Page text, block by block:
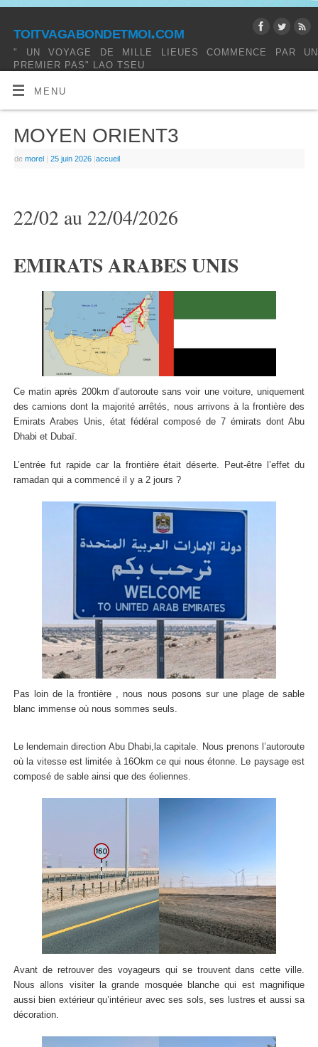
toitvagabondetmoi.com
" UN VOYAGE DE MILLE LIEUES COMMENCE PAR UN
PREMIER PAS" LAO TSEU
MENU
MOYEN ORIENT3
de morel | 25 juin 2026 |accueil
22/02 au 22/04/2026
EMIRATS ARABES UNIS
Ce matin après 200km d’autoroute sans voir une voiture, uniquement
des camions dont la majorité arrêtés, nous arrivons à la frontière des
Emirats Arabes Unis, état fédéral composé de 7 émirats dont Abu
Dhabi et Dubaï.
L’entrée fut rapide car la frontière était déserte. Peut-être l’effet du
ramadan qui a commencé il y a 2 jours ?
Pas loin de la frontière , nous nous posons sur une plage de sable
blanc immense où nous sommes seuls.
Le lendemain direction Abu Dhabi,la capitale. Nous prenons l’autoroute
où la vitesse est limitée à 16Okm ce qui nous étonne. Le paysage est
composé de sable ainsi que des éoliennes.
Avant de retrouver des voyageurs qui se trouvent dans cette ville.
Nous allons visiter la grande mosquée blanche qui est magnifique
aussi bien extérieur qu’intérieur avec ses sols, ses lustres et aussi sa
décoration.